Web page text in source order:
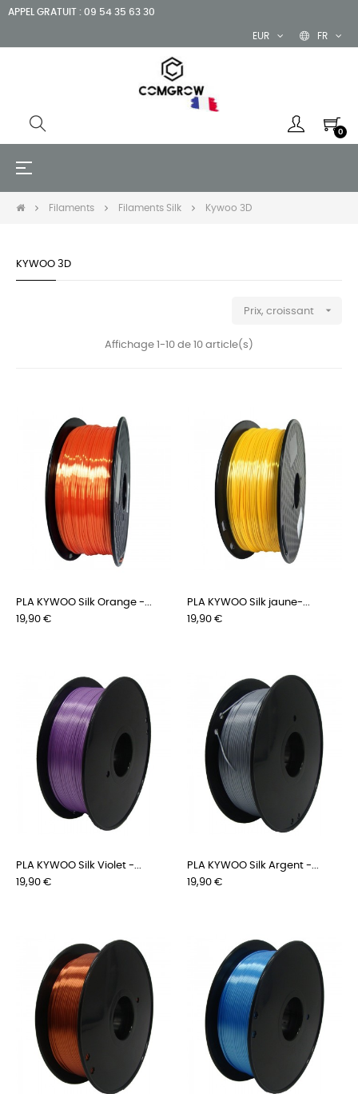
APPEL GRATUIT : 09 54 35 63 30
FR
EUR
0
Basculer
☰
Filaments Filaments Silk Kywoo 3D
KYWOO 3D
Prix, croissant 
Affichage 1-10 de 10 article(s)
PLA KYWOO Silk Orange -...
Prix
19,90 €
PLA KYWOO Silk jaune-...
Prix
19,90 €
PLA KYWOO Silk Violet -...
Prix
19,90 €
PLA KYWOO Silk Argent -...
Prix
19,90 €